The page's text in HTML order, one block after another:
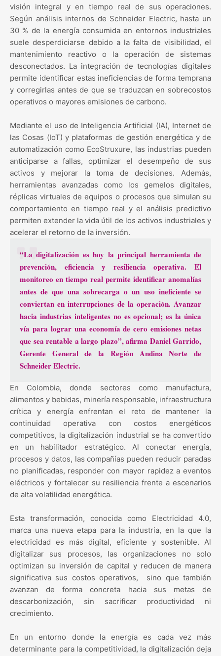
visión integral y en tiempo real de sus operaciones.
Según análisis internos de Schneider Electric, hasta un
30 % de la energía consumida en entornos industriales
suele desperdiciarse debido a la falta de visibilidad, el
mantenimiento reactivo o la operación de sistemas
desconectados. La integración de tecnologías digitales
permite identificar estas ineficiencias de forma temprana
y corregirlas antes de que se traduzcan en sobrecostos
operativos o mayores emisiones de carbono.
Mediante el uso de Inteligencia Artificial (IA), Internet de
las Cosas (IoT) y plataformas de gestión energética y de
automatización como EcoStruxure, las industrias pueden
anticiparse a fallas, optimizar el desempeño de sus
activos y mejorar la toma de decisiones. Además,
herramientas avanzadas como los gemelos digitales,
réplicas virtuales de equipos o procesos que simulan su
comportamiento en tiempo real y el análisis predictivo
permiten extender la vida útil de los activos industriales y
acelerar el retorno de la inversión.
“La digitalización es hoy la principal herramienta de
prevención, eficiencia y resiliencia operativa. El
monitoreo en tiempo real permite identificar anomalías
antes de que una sobrecarga o un uso ineficiente se
conviertan en interrupciones de la operación. Avanzar
hacia industrias inteligentes no es opcional; es la única
vía para lograr una economía de cero emisiones netas
que sea rentable a largo plazo”, afirma Daniel Garrido,
Gerente General de la Región Andina Norte de
Schneider Electric.
En Colombia, donde sectores como manufactura,
alimentos y bebidas, minería responsable, infraestructura
crítica y energía enfrentan el reto de mantener la
continuidad operativa con costos energéticos
competitivos, la digitalización industrial se ha convertido
en un habilitador estratégico. Al conectar energía,
procesos y datos, las compañías pueden reducir paradas
no planificadas, responder con mayor rapidez a eventos
eléctricos y fortalecer su resiliencia frente a escenarios
de alta volatilidad energética.
Esta transformación, conocida como Electricidad 4.0,
marca una nueva etapa para la industria, en la que la
electricidad es más digital, eficiente y sostenible. Al
digitalizar sus procesos, las organizaciones no solo
optimizan su inversión de capital y reducen de manera
significativa sus costos operativos, sino que también
avanzan de forma concreta hacia sus metas de
descarbonización, sin sacrificar productividad ni
crecimiento.
En un entorno donde la energía es cada vez más
determinante para la competitividad, la digitalización deja